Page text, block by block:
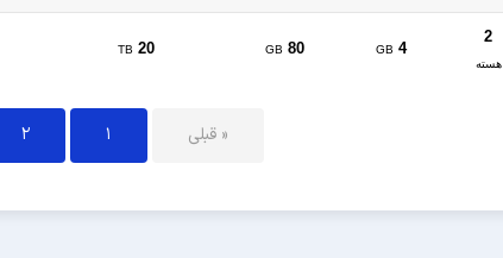
2
هسته
4
GB
80
GB
20
TB
« قبلی 1
2